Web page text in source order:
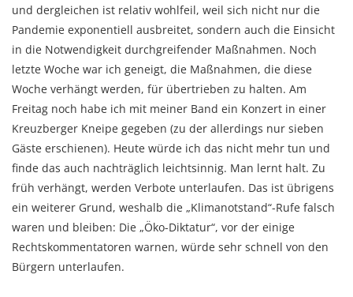
und dergleichen ist relativ wohlfeil, weil sich nicht nur die
Pandemie exponentiell ausbreitet, sondern auch die Einsicht
in die Notwendigkeit durchgreifender Maßnahmen. Noch
letzte Woche war ich geneigt, die Maßnahmen, die diese
Woche verhängt werden, für übertrieben zu halten. Am
Freitag noch habe ich mit meiner Band ein Konzert in einer
Kreuzberger Kneipe gegeben (zu der allerdings nur sieben
Gäste erschienen). Heute würde ich das nicht mehr tun und
finde das auch nachträglich leichtsinnig. Man lernt halt. Zu
früh verhängt, werden Verbote unterlaufen. Das ist übrigens
ein weiterer Grund, weshalb die „Klimanotstand“-Rufe falsch
waren und bleiben: Die „Öko-Diktatur“, vor der einige
Rechtskommentatoren warnen, würde sehr schnell von den
Bürgern unterlaufen.